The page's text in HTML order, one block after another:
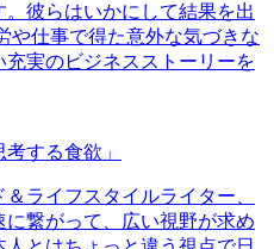
彼らはいかにして結果を出
や仕事で得た意外な気づきな
実のビジネスストーリーを
する食欲」
ライフスタイルライター、
繋がって、広い視野が求め